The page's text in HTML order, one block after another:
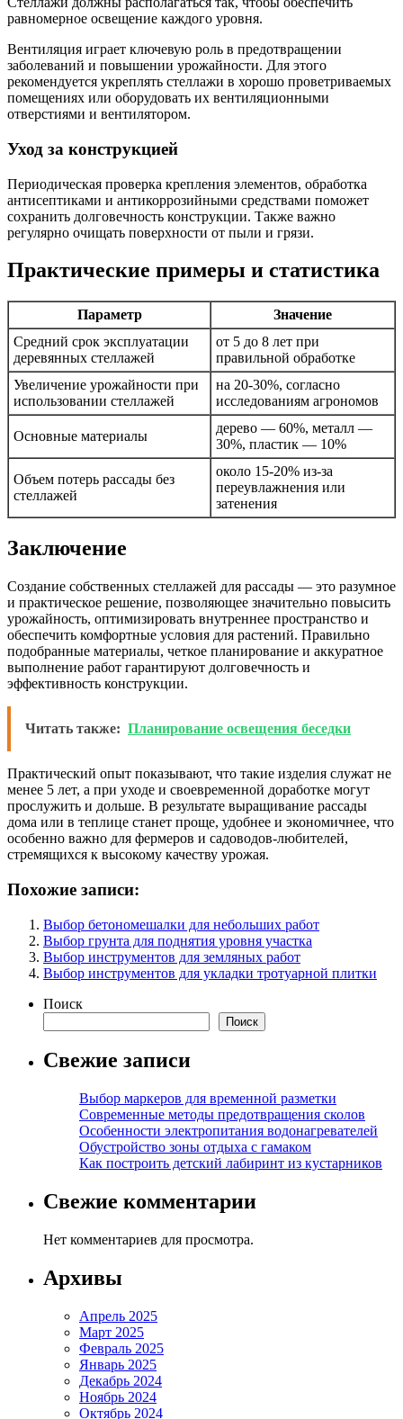
равномерное освещение каждого уровня.
Вентиляция играет ключевую роль в предотвращении
заболеваний и повышении урожайности. Для этого
рекомендуется укреплять стеллажи в хорошо проветриваемых
помещениях или оборудовать их вентиляционными
отверстиями и вентилятором.
Уход за конструкцией
Периодическая проверка крепления элементов, обработка
антисептиками и антикоррозийными средствами поможет
сохранить долговечность конструкции. Также важно
регулярно очищать поверхности от пыли и грязи.
Практические примеры и статистика
Параметр
Значение
Средний срок эксплуатации
деревянных стеллажей
от 5 до 8 лет при
правильной обработке
Увеличение урожайности при
использовании стеллажей
на 20-30%, согласно
исследованиям агрономов
Основные материалы
дерево — 60%, металл —
30%, пластик — 10%
Объем потерь рассады без
стеллажей
около 15-20% из-за
переувлажнения или
затенения
Заключение
Создание собственных стеллажей для рассады — это разумное
и практическое решение, позволяющее значительно повысить
урожайность, оптимизировать внутреннее пространство и
обеспечить комфортные условия для растений. Правильно
подобранные материалы, четкое планирование и аккуратное
выполнение работ гарантируют долговечность и
эффективность конструкции.
Читать также: Планирование освещения беседки
Практический опыт показывают, что такие изделия служат не
менее 5 лет, а при уходе и своевременной доработке могут
прослужить и дольше. В результате выращивание рассады
дома или в теплице станет проще, удобнее и экономичнее, что
особенно важно для фермеров и садоводов-любителей,
стремящихся к высокому качеству урожая.
Похожие записи:
Выбор бетономешалки для небольших работ
Выбор грунта для поднятия уровня участка
Выбор инструментов для земляных работ
Выбор инструментов для укладки тротуарной плитки
Поиск
Поиск
Свежие записи
Выбор маркеров для временной разметки
Современные методы предотвращения сколов
Особенности электропитания водонагревателей
Обустройство зоны отдыха с гамаком
Как построить детский лабиринт из кустарников
Свежие комментарии
Нет комментариев для просмотра.
Архивы
Апрель 2025
Март 2025
Февраль 2025
Январь 2025
Декабрь 2024
Ноябрь 2024
Октябрь 2024